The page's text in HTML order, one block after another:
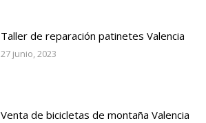
Taller de reparación patinetes Valencia
27 junio, 2023
Venta de bicicletas de montaña Valencia